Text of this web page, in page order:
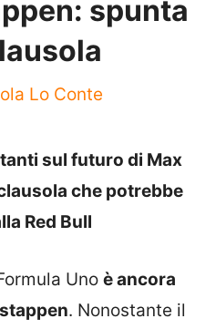
spunta
Lo Conte
sul futuro di Max
che potrebbe
Red Bull
Uno è ancora
. Nonostante il